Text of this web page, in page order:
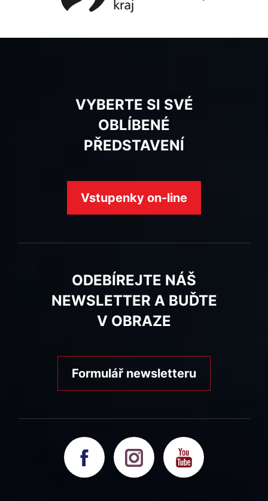
VYBERTE SI SVÉ
OBLÍBENÉ
PŘEDSTAVENÍ
Vstupenky on-line
ODEBÍREJTE NÁŠ
NEWSLETTER A BUĎTE
V OBRAZE
Formulář newsletteru